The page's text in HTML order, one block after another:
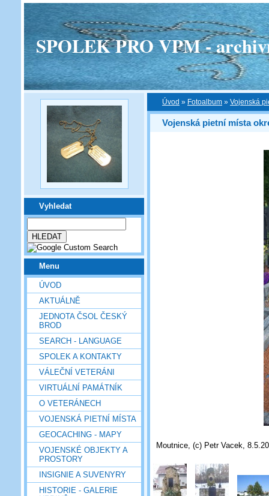
SPOLEK PRO VPM -
Vyhledat
Menu
ÚVOD
AKTUÁLNĚ
JEDNOTA ČSOL ČESKÝ
BROD
SEARCH - LANGUAGE
SPOLEK A KONTAKTY
VÁLEČNÍ VETERÁNI
VIRTUÁLNÍ PAMÁTNÍK
O VETERÁNECH
VOJENSKÁ PIETNÍ MÍSTA
GEOCACHING - MAPY
VOJENSKÉ OBJEKTY A
PROSTORY
INSIGNIE A SUVENYRY
HISTORIE - GALERIE
Úvod » Fotoalbum » Vojenská
Vojenská pietní místa
Moutnice, (c) Petr Vacek,